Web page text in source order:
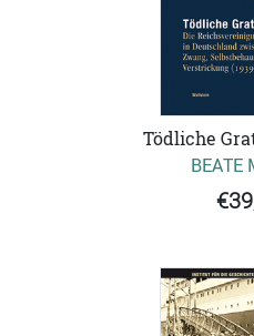
Tödliche
BEATE